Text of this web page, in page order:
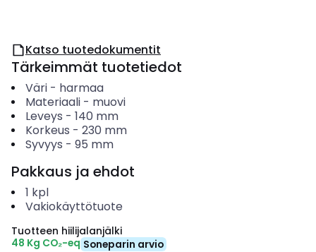
Katso tuotedokumentit
Tärkeimmät tuotetiedot
Väri- harmaa
Materiaali- muovi
Leveys - 140 mm
Korkeus - 230 mm
Syvyys - 95 mm
Pakkaus ja ehdot
1 kpl
Vakiokäyttötuote
Tuotteen hiilijalanjälki
48 Kg CO₂-eq Soneparin arvio